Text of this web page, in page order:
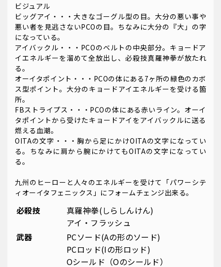
ビジュアル
ビッグアイ・・・大きなゴーグル型の目。大分の悪い事や
悪い者を見逃さないPCOの目。ちなみに大分の『大」の字
になっている。
アイバックル・・・PCOのベルトの中央部分。キョードア
イエネルギーを溜めて全放出し、必殺技真羅神拳が放たれ
る。
オーイタポイント・・・PCOの体にある7ヶ所の緑色のカボ
ス型ポイント。大分のキョードアイエネルギーを受ける箇
所。
FBストライプス・・・PCOの体にある赤いライン。オーイ
タポイントから受けたキョードアイをアイバックルに送る
燃える血潮。
OITAの文字・・・胸から足にかけOITAの文字になってい
る。ちなみに肩から腕にかけてもOITAの文字になってい
る。
九州のヒーローと人々のエネルギーを受けて「パワーシテ
ィオーイタフェニックス」にフォームチェンジ出来る。
必殺技
真羅神拳(しらしんけん)
アイ・フラッシュ
武器
PCソード(Aの形のソード)
PCロッド(Iの形ロッド)
Oシールド（Oのシールド）